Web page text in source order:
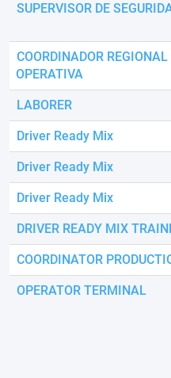
SUPERVISOR DE
COORDINADOR
OPERATIVA
LABORER
Driver Ready Mix
Driver Ready Mix
Driver Ready Mix
DRIVER READY MIX
COORDINATOR
OPERATOR TERMINAL